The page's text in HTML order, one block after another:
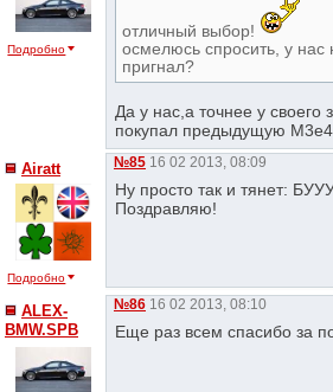
Подробно
отличный выбор!
осмелюсь спросить, у нас
пригнал?
Да у нас,а точнее у своего
покупал предыдущую
Airatt
Подробно
№85 16 02 2013, 08:09
Ну просто так и тянет:
Поздравляю!
ALEX-
BMW.SPB
№86 16 02 2013, 08:10
Еще раз всем спасибо за